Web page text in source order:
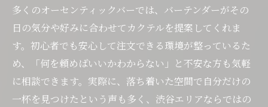
多くのオーセンティックバーでは、バーテンダーがその
日の気分や好みに合わせてカクテルを提案してくれま
す。初心者でも安心して注文できる環境が整っているた
め、「何を頼めばいいかわからない」と不安な方も気軽
に相談できます。実際に、落ち着いた空間で自分だけの
一杯を見つけたという声も多く、渋谷エリアならではの